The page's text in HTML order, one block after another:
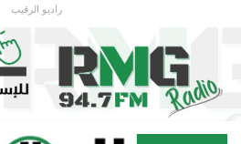
راديو الرقيب